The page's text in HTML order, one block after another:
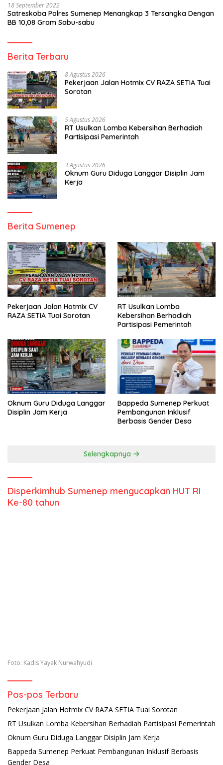
18 September 2022
Satreskoba Polres Sumenep Menangkap 3 Tersangka Dengan
BB 10,08 Gram Sabu-sabu
Berita Terbaru
8 Agustus 2026
Pekerjaan Jalan Hotmix CV RAZA SETIA Tuai
Sorotan
5 Agustus 2026
RT Usulkan Lomba Kebersihan Berhadiah
Partisipasi Pemerintah
3 Agustus 2026
Oknum Guru Diduga Langgar Disiplin Jam
Kerja
Berita Sumenep
Pekerjaan Jalan Hotmix CV
RAZA SETIA Tuai Sorotan
RT Usulkan Lomba
Kebersihan Berhadiah
Partisipasi Pemerintah
Oknum Guru Diduga Langgar
Disiplin Jam Kerja
Bappeda Sumenep Perkuat
Pembangunan Inklusif
Berbasis Gender Desa
Selengkapnya
Disperkimhub Sumenep mengucapkan HUT RI
Ke-80 tahun
Foto: Kadis Yayak Nurwahyudi
Pos-pos Terbaru
Pekerjaan Jalan Hotmix CV RAZA SETIA Tuai Sorotan
RT Usulkan Lomba Kebersihan Berhadiah Partisipasi Pemerintah
Oknum Guru Diduga Langgar Disiplin Jam Kerja
Bappeda Sumenep Perkuat Pembangunan Inklusif Berbasis
Gender Desa